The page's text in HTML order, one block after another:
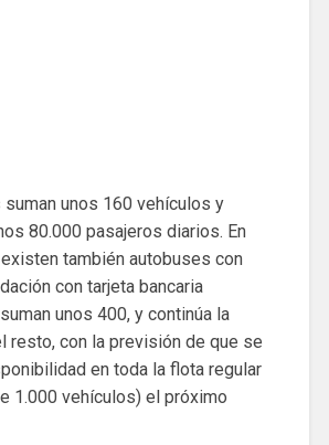
suman unos 160 vehículos y
80.000 pasajeros diarios. En
también autobuses con
con tarjeta bancaria
unos 400, y continúa la
resto, con la previsión de que se
en toda la flota regular
1.000 vehículos) el próximo